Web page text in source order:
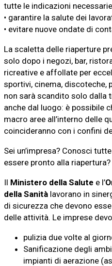
tutte le indicazioni
• garantire la salute dei
• evitare nuove ondate di
La scaletta delle riaperture
solo dopo i negozi, bar,
ricreative e affollate per
sportivi, cinema, discoteche,
non sarà scandito solo dalla
anche dal luogo: è possibile
macro aree all’interno delle
coincideranno con i confini
Sei un’impresa? Conosci
essere pronto alla riapertura?
Il Ministero della Salute e l’
della Sanità lavorano in
di sicurezza che devono
delle attività. Le imprese
pulizia due volte al
Sanificazione degli
impianti di aerazione